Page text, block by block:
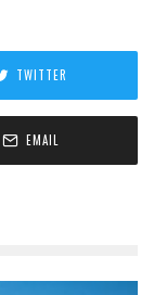
TWITTER
EMAIL